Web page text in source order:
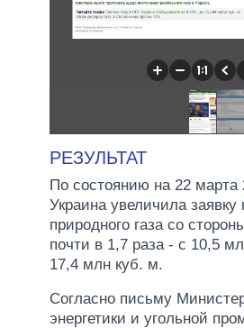
РЕЗУЛЬТАТ
По состоянию на 22 марта
Украина увеличила заявку
природного газа со
почти в 1,7 раза - с 10,5
17,4 млн куб. м.
Согласно письму
энергетики и угольной